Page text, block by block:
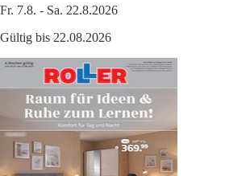
Fr. 7.8. - Sa. 22.8.2026
Gültig bis 22.08.2026